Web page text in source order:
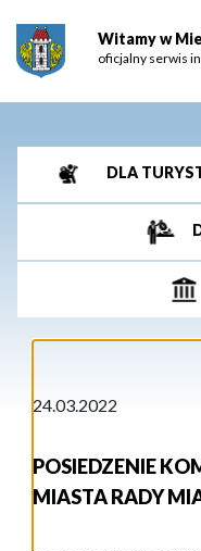
Witamy w
oficjalny serwis
DLA
24.03.2022
POSIEDZENIE
MIASTA RADY